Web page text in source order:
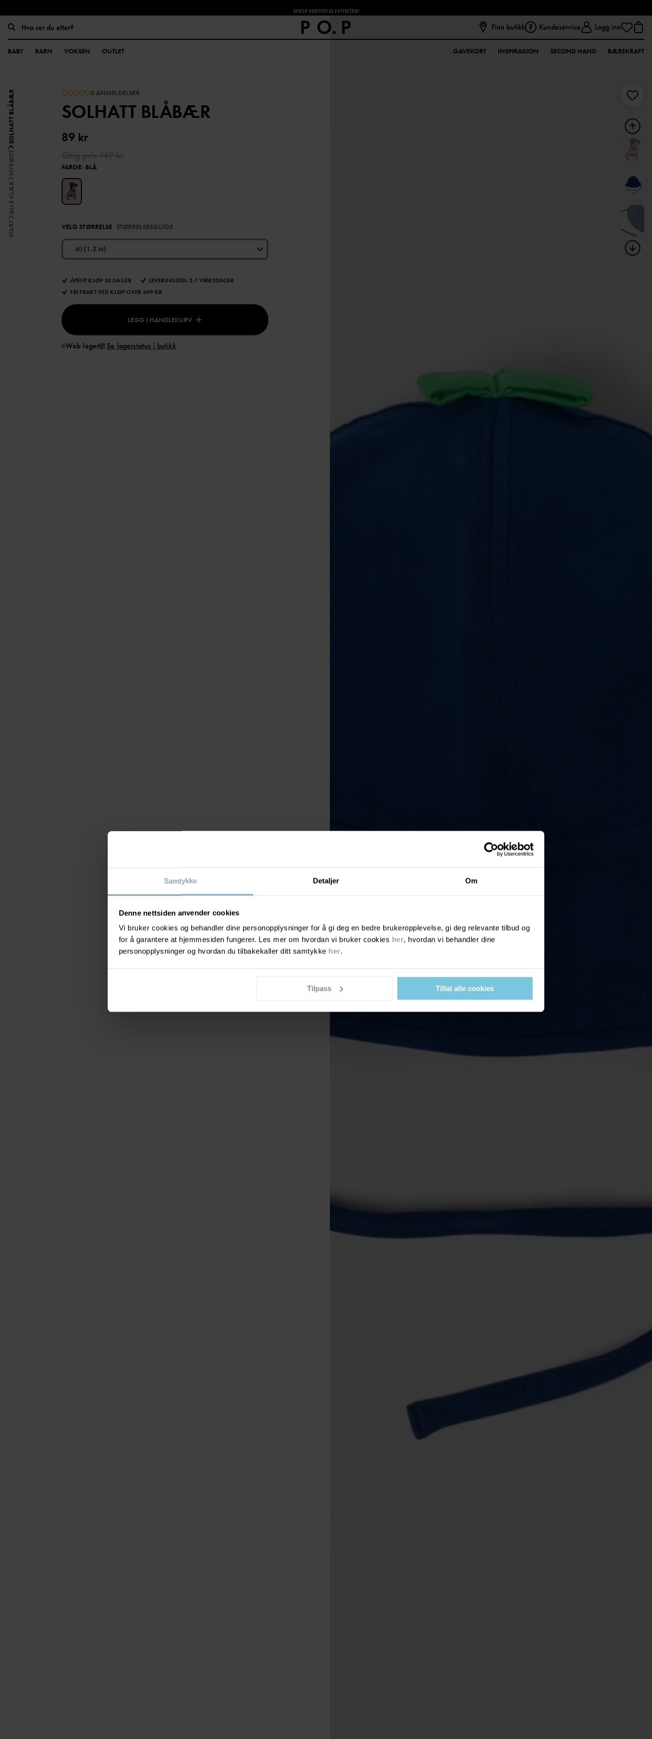
Samtykke Detaljer Om
Denne nettsiden anvender cookies
Vi bruker cookies og behandler dine personopplysninger for å gi deg en bedre brukeropplevelse, gi deg relevante tilbud og
for å garantere at hjemmesiden fungerer. Les mer om hvordan vi bruker cookies her, hvordan vi behandler dine
personopplysninger og hvordan du tilbakekaller ditt samtykke her.
Tilpass Tillat alle cookies
SHOP HØSTENS NYHETER!
Finn butikk Kundeservice Logg inn
BABY BARN VOKSEN OUTLET GAVEKORT INSPIRASJON SECOND HAND BÆREKRAFT
START
ALLE KLÆR
NYFØDT
SOLHATT BLÅBÆR 0 ANMELDELSER
SOLHATT BLÅBÆR
89 kr
FARGE: BLÅ
VELG STØRRELSE STØRRELSESGUIDE
40 (1-2 M)
ÅPENT KJØP 30 DAGER
LEVERINGSTID: 2-7 VIRKEDAGER
FRI FRAKT VED KJØP OVER 699 KR
LEGG I HANDLEKURV
Web lager Se lagerstatus i butikk